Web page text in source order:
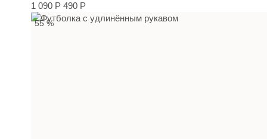
1 090 Р 490 Р
55 %